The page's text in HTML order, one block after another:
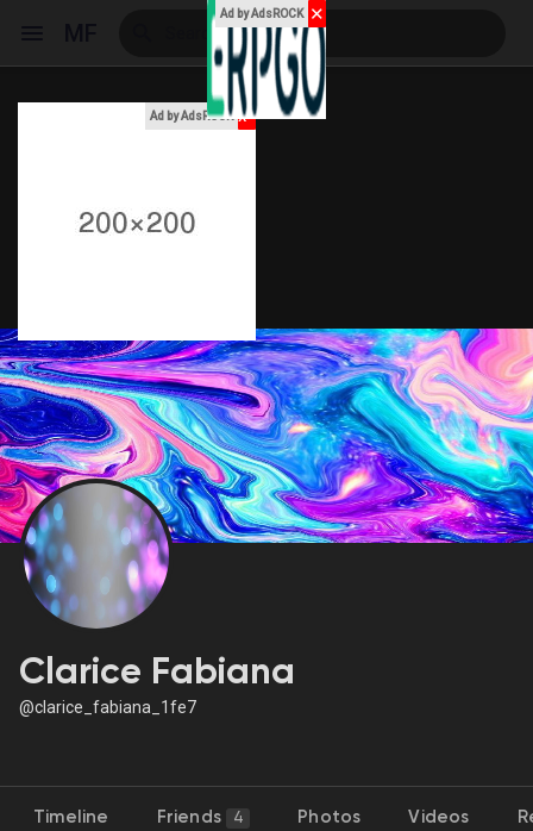
My Events
Discover Blogs
My Blogs
My Products
Ad by AdsROCK x
Clarice Fabiana
@clarice_fabiana_1fe7
Timeline Friends 4 Photos Videos
Ad by AdsROCK ✕